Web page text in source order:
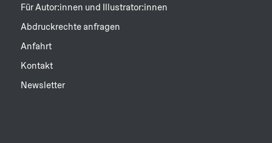
Für Autor:innen und Illustrator:innen
Abdruckrechte anfragen
Anfahrt
Kontakt
Newsletter